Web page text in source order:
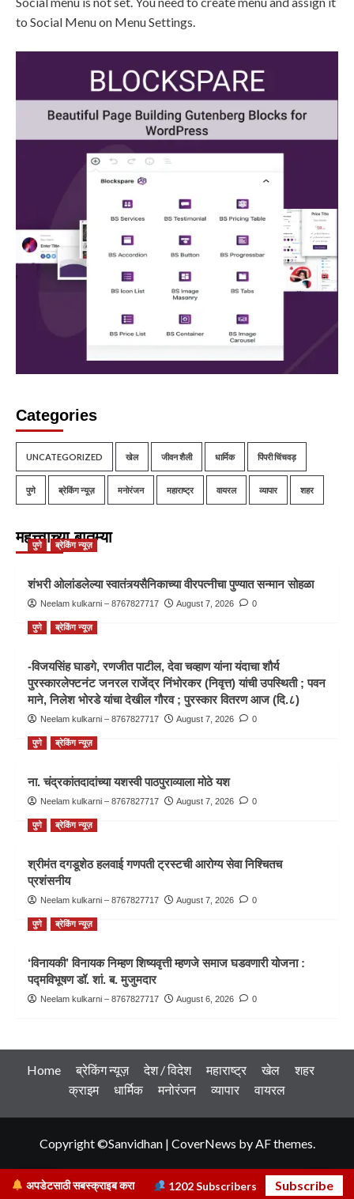
to Social Menu on Menu Settings.
Categories
UNCATEGORIZED खेल जीवन शैली धार्मिक पिंपरी चिंचवड़
पुणे ब्रेकिंग न्यूज़ मनोरंजन महाराष्ट्र वायरल व्यापार शहर
महत्त्वाच्या बातम्या
पुणे ब्रेकिंग न्यूज़
शंभरी ओलांडलेल्या स्वातंत्र्यसैनिकाच्या वीरपत्नीचा पुण्यात सन्मान सोहळा
Neelam kulkarni – 8767827717 August 7, 2026 0
पुणे ब्रेकिंग न्यूज़
-विजयसिंह घाडगे, रणजीत पाटील, देवा चव्हाण यांना यंदाचा शौर्य
पुरस्कारलेफ्टनंट जनरल राजेंद्र निंभोरकर (निवृत्त) यांची उपस्थिती ; पवन
माने, निलेश भोरडे यांचा देखील गौरव ; पुरस्कार वितरण आज (दि.८)
Neelam kulkarni – 8767827717 August 7, 2026 0
पुणे ब्रेकिंग न्यूज़
ना. चंद्रकांतदादांच्या यशस्वी पाठपुराव्याला मोठे यश
Neelam kulkarni – 8767827717 August 7, 2026 0
पुणे ब्रेकिंग न्यूज़
श्रीमंत दगडूशेठ हलवाई गणपती ट्रस्टची आरोग्य सेवा निश्चितच
प्रशंसनीय
Neelam kulkarni – 8767827717 August 7, 2026 0
पुणे ब्रेकिंग न्यूज़
‘विनायकी’ विनायक निम्हण शिष्यवृत्ती म्हणजे समाज घडवणारी योजना :
पद्मविभूषण डॉ. शां. ब. मुजुमदार
Neelam kulkarni – 8767827717 August 6, 2026 0
Home ब्रेकिंग न्यूज़ देश / विदेश महाराष्ट्र खेल
शहर
क्राइम
धार्मिक मनोरंजन व्यापार वायरल
Copyright ©Sanvidhan | CoverNews by AF themes.
अपडेटसाठी सबस्क्राइब करा 1202Subscribers Subscribe